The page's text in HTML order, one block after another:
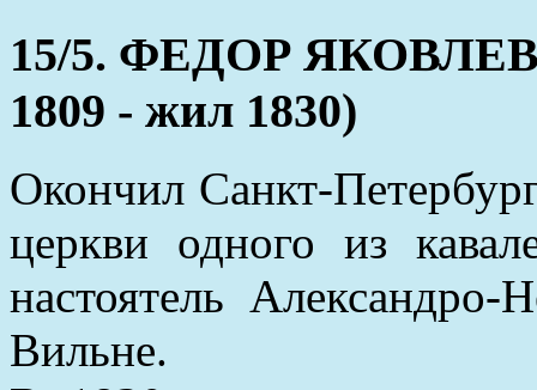
15/5. ФЕДОР
1809 - жил 1830)
Окончил Санкт-
церкви одного из
настоятель
Вильне.